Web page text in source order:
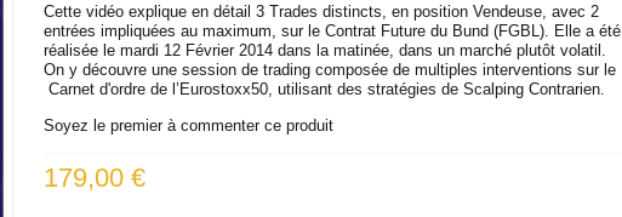
Cette vidéo explique en détail 3 Trades distincts, en position Vendeuse, avec 2
entrées impliquées au maximum, sur le Contrat Future du Bund (FGBL). Elle a été
réalisée le mardi 12 Février 2014 dans la matinée, dans un marché plutôt volatil.
On y découvre une session de trading composée de multiples interventions sur le
Carnet d'ordre de l’Eurostoxx50, utilisant des stratégies de Scalping Contrarien.
Soyez le premier à commenter ce produit
179,00 €